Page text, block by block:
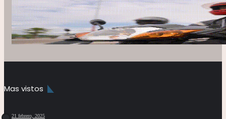
Mas vistos
21 febrero, 2025